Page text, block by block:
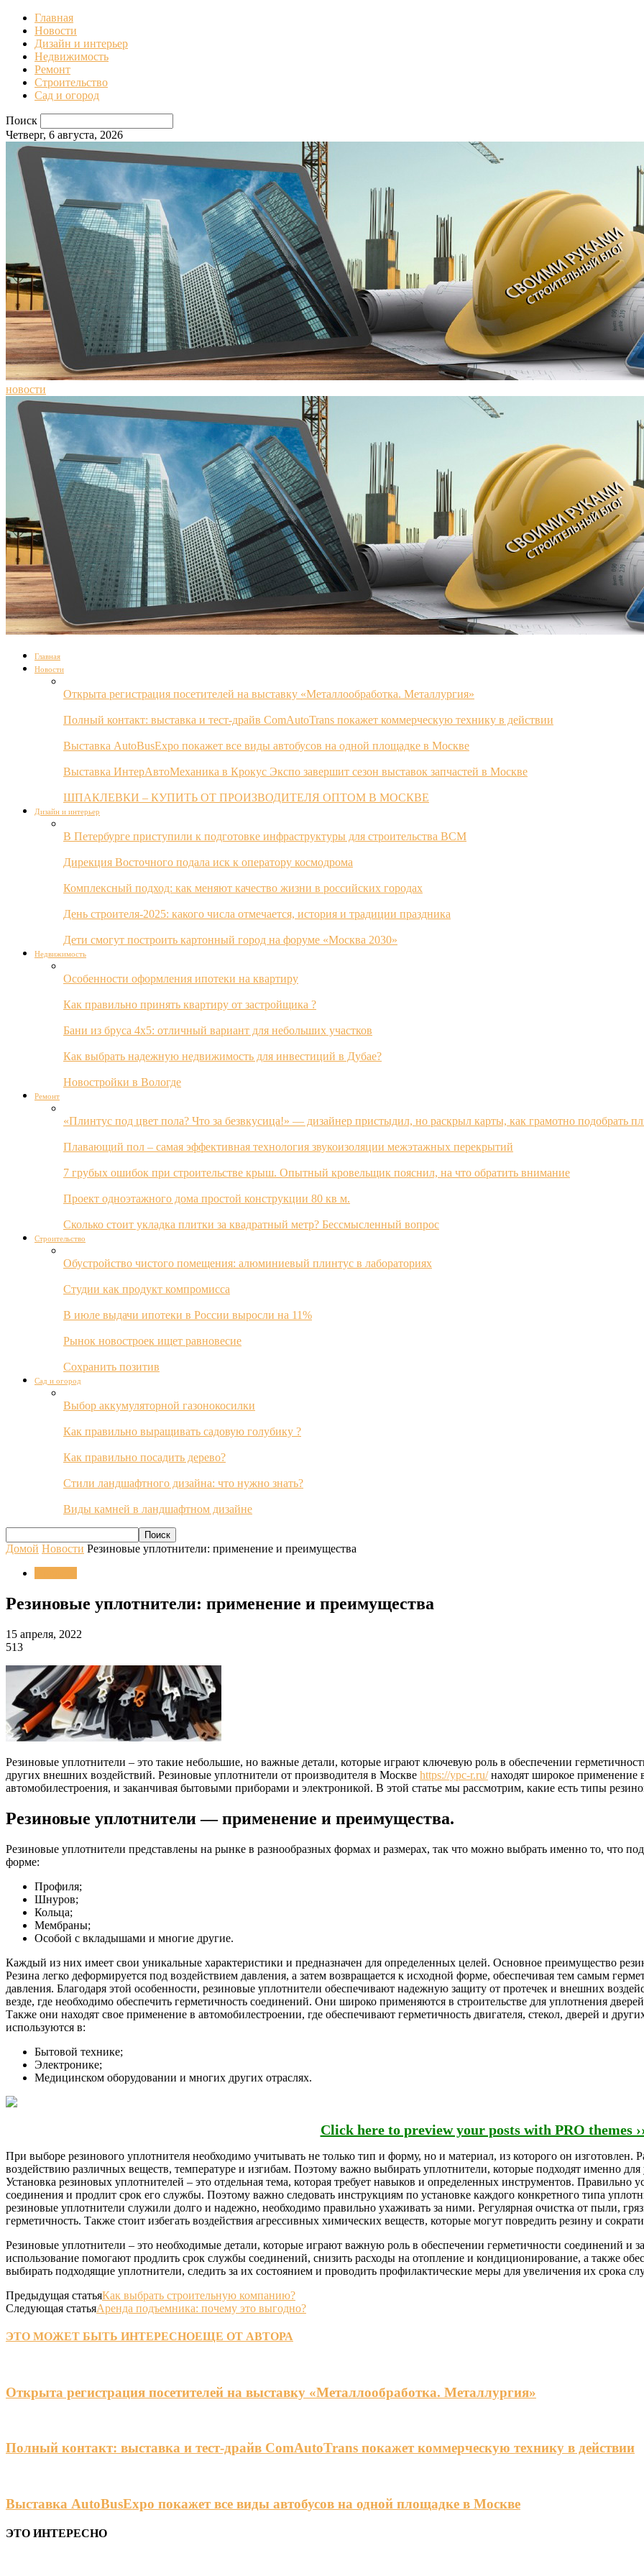
Главная
Новости
Дизайн и интерьер
Недвижимость
Ремонт
Строительство
Сад и огород
Поиск
Четверг, 6 августа, 2026
новости
Главная
Новости
Открыта регистрация посетителей на выставку «Металлообработка. Металлургия»
Полный контакт: выставка и тест-драйв ComAutoTrans покажет коммерческую технику в действии
Выставка AutoBusExpo покажет все виды автобусов на одной площадке в Москве
Выставка ИнтерАвтоМеханика в Крокус Экспо завершит сезон выставок запчастей в Москве
ШПАКЛЕВКИ – КУПИТЬ ОТ ПРОИЗВОДИТЕЛЯ ОПТОМ В МОСКВЕ
Дизайн и интерьер
В Петербурге приступили к подготовке инфраструктуры для строительства ВСМ
Дирекция Восточного подала иск к оператору космодрома
Комплексный подход: как меняют качество жизни в российских городах
День строителя-2025: какого числа отмечается, история и традиции праздника
Дети смогут построить картонный город на форуме «Москва 2030»
Недвижимость
Особенности оформления ипотеки на квартиру
Как правильно принять квартиру от застройщика ?
Бани из бруса 4х5: отличный вариант для небольших участков
Как выбрать надежную недвижимость для инвестиций в Дубае?
Новостройки в Вологде
Ремонт
«Плинтус под цвет пола? Что за безвкусица!» — дизайнер пристыдил, но раскрыл карты, как грамотно подобрать
Плавающий пол – самая эффективная технология звукоизоляции межэтажных перекрытий
7 грубых ошибок при строительстве крыш. Опытный кровельщик пояснил, на что обратить внимание
Проект одноэтажного дома простой конструкции 80 кв м.
Сколько стоит укладка плитки за квадратный метр? Бессмысленный вопрос
Строительство
Обустройство чистого помещения: алюминиевый плинтус в лабораториях
Студии как продукт компромисса
В июле выдачи ипотеки в России выросли на 11%
Рынок новостроек ищет равновесие
Сохранить позитив
Сад и огород
Выбор аккумуляторной газонокосилки
Как правильно выращивать садовую голубику ?
Как правильно посадить дерево?
Стили ландшафтного дизайна: что нужно знать?
Виды камней в ландшафтном дизайне
Домой Новости Резиновые уплотнители: применение и преимущества
Резиновые уплотнители: применение и преимущества
15 апреля, 2022
513
Резиновые уплотнители – это такие небольшие, но важные детали, которые играют ключевую роль в обеспечении
других внешних воздействий. Резиновые уплотнители от производителя в Москве https://ypc-r.ru/находят широкое применение
автомобилестроения, и заканчивая бытовыми приборами и электроникой. В этой статье мы рассмотрим, какие есть типы
Резиновые уплотнители — применение и преимущества.
Резиновые уплотнители представлены на рынке в разнообразных формах и размерах, так что можно выбрать именно то, что
форме:
Профиля;
Шнуров;
Кольца;
Мембраны;
Особой с вкладышами и многие другие.
Каждый из них имеет свои уникальные характеристики и предназначен для определенных целей. Основное преимущество
Резина легко деформируется под воздействием давления, а затем возвращается к исходной форме, обеспечивая тем самым
давления. Благодаря этой особенности, резиновые уплотнители обеспечивают надежную защиту от протечек и внешних
везде, где необходимо обеспечить герметичность соединений. Они широко применяются в строительстве для уплотнения
Также они находят свое применение в автомобилестроении, где обеспечивают герметичность двигателя, стекол, дверей и
используются в:
Бытовой технике;
Электронике;
Медицинском оборудовании и многих других отраслях.
Click here to preview your posts with PRO themes
При выборе резинового уплотнителя необходимо учитывать не только тип и форму, но и материал, из которого он
воздействию различных веществ, температуре и изгибам. Поэтому важно выбирать уплотнители, которые подходят именно для
Установка резиновых уплотнителей – это отдельная тема, которая требует навыков и определенных инструментов. Правильно
соединения и продлит срок его службы. Поэтому важно следовать инструкциям по установке каждого конкретного типа
резиновые уплотнители служили долго и надежно, необходимо правильно ухаживать за ними. Регулярная очистка от пыли,
герметичность. Также стоит избегать воздействия агрессивных химических веществ, которые могут повредить резину и
Резиновые уплотнители – это необходимые детали, которые играют важную роль в обеспечении герметичности соединений и
использование помогают продлить срок службы соединений, снизить расходы на отопление и кондиционирование, а также
выбирать подходящие уплотнители, следить за их состоянием и проводить профилактические меры для увеличения их срока
Предыдущая статьяКак выбрать строительную компанию?
Следующая статьяАренда подъемника: почему это выгодно?
ЭТО МОЖЕТ БЫТЬ ИНТЕРЕСНОЕЩЕ ОТ АВТОРА
Открыта регистрация посетителей на выставку «Металлообработка. Металлургия»
Полный контакт: выставка и тест-драйв ComAutoTrans покажет коммерческую технику в действии
Выставка AutoBusExpo покажет все виды автобусов на одной площадке в Москве
ЭТО ИНТЕРЕСНО